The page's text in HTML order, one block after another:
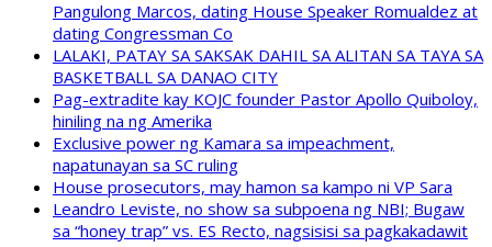
Pangulong Marcos, dating House Speaker Romualdez at
dating Congressman Co
LALAKI, PATAY SA SAKSAK DAHIL SA ALITAN SA TAYA SA
BASKETBALL SA DANAO CITY
Pag-extradite kay KOJC founder Pastor Apollo Quiboloy,
hiniling na ng Amerika
Exclusive power ng Kamara sa impeachment,
napatunayan sa SC ruling
House prosecutors, may hamon sa kampo ni VP Sara
Leandro Leviste, no show sa subpoena ng NBI; Bugaw
sa “honey trap” vs. ES Recto, nagsisisi sa pagkakadawit